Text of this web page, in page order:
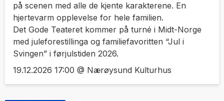
på scenen med alle de kjente karakterene. En
hjertevarm opplevelse for hele familien.
Det Gode Teateret kommer på turné i Midt-Norge
med juleforestillinga og familiefavoritten “Jul i
Svingen” i førjulstiden 2026.
19.12.2026 17:00 @ Nærøysund Kulturhus